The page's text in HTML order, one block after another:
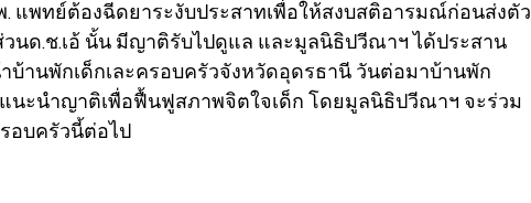
แพทย์ต้องฉีดยาระงับประสาทเพื่อให้สงบสติอารมณ์ก่อนส่งตัว
วนด.ช.เอ้ นั้น มีญาติรับไปดูแล และมูลนิธิปวีณาฯ ได้ประสาน
านพักเด็กเละครอบครัวจังหวัดอุดรธานี วันต่อมาบ้านพัก
แนะนำญาติเพื่อฟื้นฟูสภาพจิตใจเด็ก โดยมูลนิธิปวีณาฯ จะร่วม
อบครัวนี้ต่อไป